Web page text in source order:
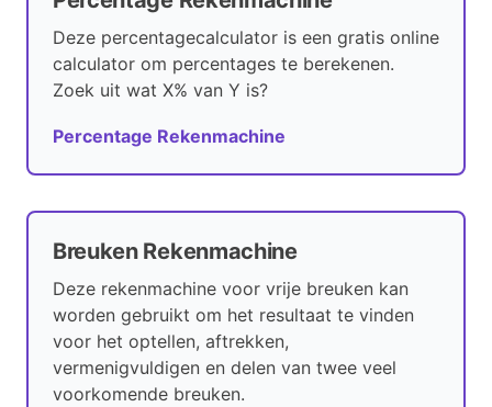
Deze percentagecalculator is een gratis online
calculator om percentages te berekenen.
Zoek uit wat X% van Y is?
Percentage Rekenmachine
Breuken Rekenmachine
Deze rekenmachine voor vrije breuken kan
worden gebruikt om het resultaat te vinden
voor het optellen, aftrekken,
vermenigvuldigen en delen van twee veel
voorkomende breuken.